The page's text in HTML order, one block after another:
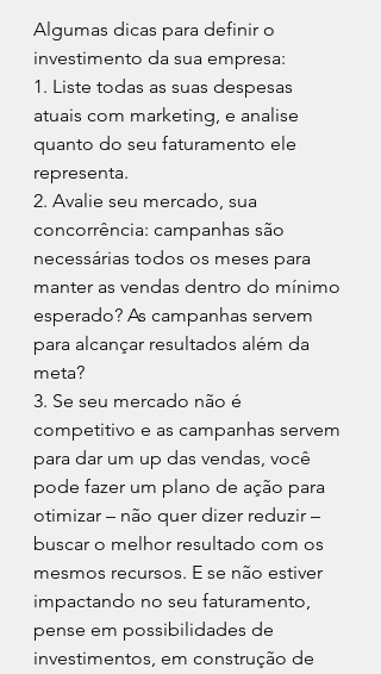
Algumas dicas para definir o
investimento da sua empresa:
1. Liste todas as suas despesas
atuais com marketing, e analise
quanto do seu faturamento ele
representa.
2. Avalie seu mercado, sua
concorrência: campanhas são
necessárias todos os meses para
manter as vendas dentro do mínimo
esperado? As campanhas servem
para alcançar resultados além da
meta?
3. Se seu mercado não é
competitivo e as campanhas servem
para dar um up das vendas, você
pode fazer um plano de ação para
otimizar – não quer dizer reduzir –
buscar o melhor resultado com os
mesmos recursos. E se não estiver
impactando no seu faturamento,
pense em possibilidades de
investimentos, em construção de